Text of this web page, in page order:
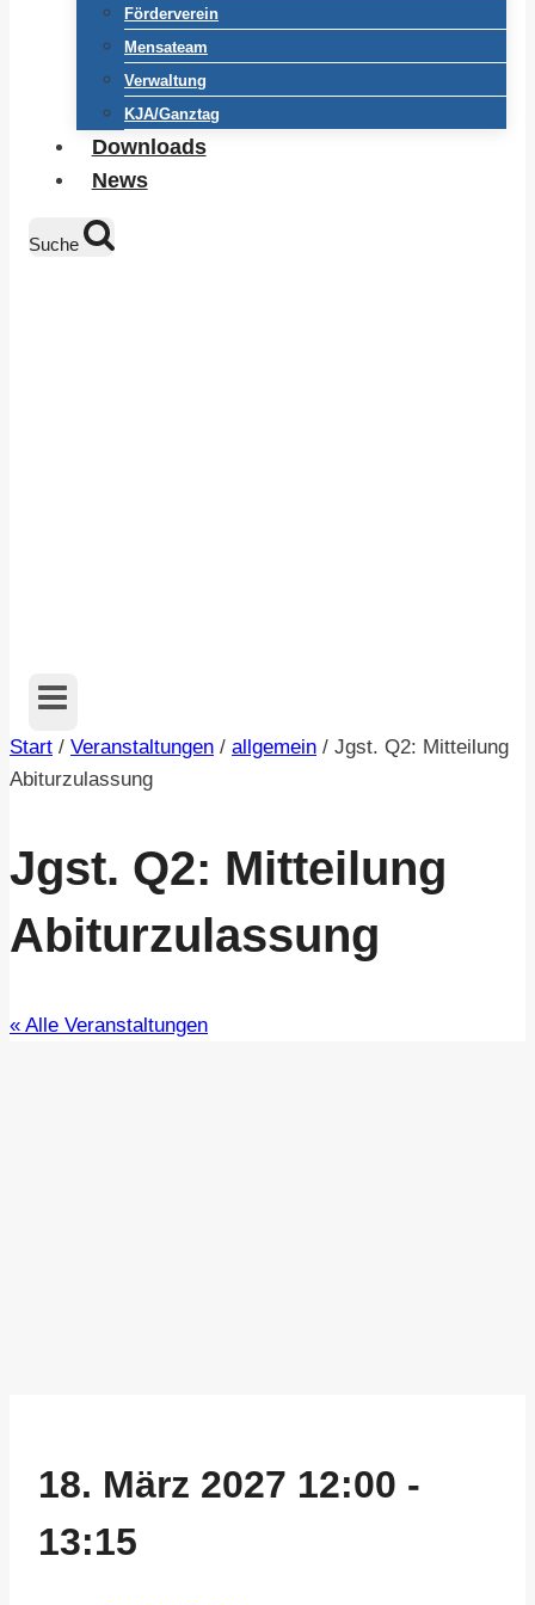
Förderverein
Mensateam
Verwaltung
KJA/Ganztag
Downloads
News
Suche
Start / Veranstaltungen / allgemein / Jgst. Q2: Mitteilung
Abiturzulassung
Jgst. Q2: Mitteilung
Abiturzulassung
« Alle Veranstaltungen
18. März 2027 12:00 -
13:15